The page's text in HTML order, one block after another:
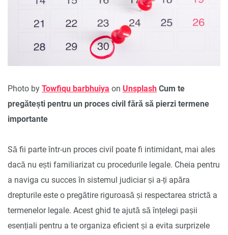
Photo by Towfiqu barbhuiya on Unsplash Cum te
pregătești pentru un proces civil fără să pierzi termene
importante
Să fii parte într-un proces civil poate fi intimidant, mai ales
dacă nu ești familiarizat cu procedurile legale. Cheia pentru
a naviga cu succes în sistemul judiciar și a-ți apăra
drepturile este o pregătire riguroasă și respectarea strictă a
termenelor legale. Acest ghid te ajută să înțelegi pașii
esențiali pentru a te organiza eficient și a evita surprizele